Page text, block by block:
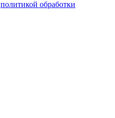
политикой обработки